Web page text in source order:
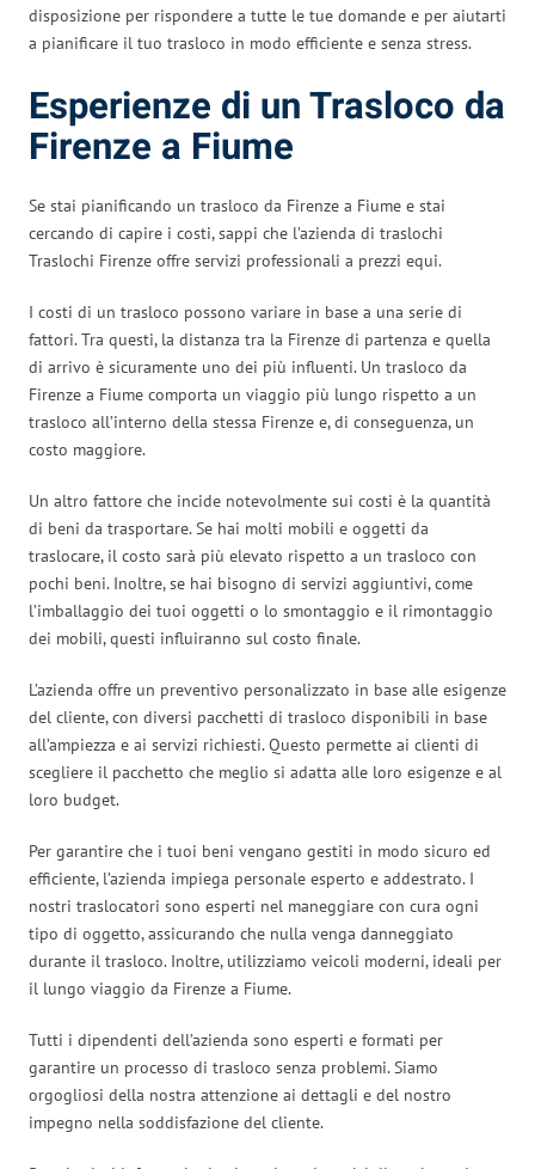
disposizione per rispondere a tutte le tue domande e per aiutarti
a pianificare il tuo trasloco in modo efficiente e senza stress.
Esperienze di un Trasloco da
Firenze a Fiume
Se stai pianificando un trasloco da Firenze a Fiume e stai
cercando di capire i costi, sappi che l’azienda di traslochi
Traslochi Firenze offre servizi professionali a prezzi equi.
I costi di un trasloco possono variare in base a una serie di
fattori. Tra questi, la distanza tra la Firenze di partenza e quella
di arrivo è sicuramente uno dei più influenti. Un trasloco da
Firenze a Fiume comporta un viaggio più lungo rispetto a un
trasloco all’interno della stessa Firenze e, di conseguenza, un
costo maggiore.
Un altro fattore che incide notevolmente sui costi è la quantità
di beni da trasportare. Se hai molti mobili e oggetti da
traslocare, il costo sarà più elevato rispetto a un trasloco con
pochi beni. Inoltre, se hai bisogno di servizi aggiuntivi, come
l’imballaggio dei tuoi oggetti o lo smontaggio e il rimontaggio
dei mobili, questi influiranno sul costo finale.
L’azienda offre un preventivo personalizzato in base alle esigenze
del cliente, con diversi pacchetti di trasloco disponibili in base
all’ampiezza e ai servizi richiesti. Questo permette ai clienti di
scegliere il pacchetto che meglio si adatta alle loro esigenze e al
loro budget.
Per garantire che i tuoi beni vengano gestiti in modo sicuro ed
efficiente, l’azienda impiega personale esperto e addestrato. I
nostri traslocatori sono esperti nel maneggiare con cura ogni
tipo di oggetto, assicurando che nulla venga danneggiato
durante il trasloco. Inoltre, utilizziamo veicoli moderni, ideali per
il lungo viaggio da Firenze a Fiume.
Tutti i dipendenti dell’azienda sono esperti e formati per
garantire un processo di trasloco senza problemi. Siamo
orgogliosi della nostra attenzione ai dettagli e del nostro
impegno nella soddisfazione del cliente.